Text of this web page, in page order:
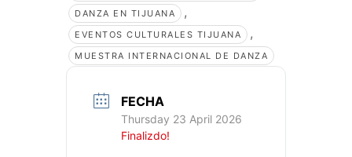
DANZA EN TIJUANA ,
EVENTOS CULTURALES TIJUANA ,
MUESTRA INTERNACIONAL DE DANZA
FECHA
Thursday 23 April 2026
Finalizdo!